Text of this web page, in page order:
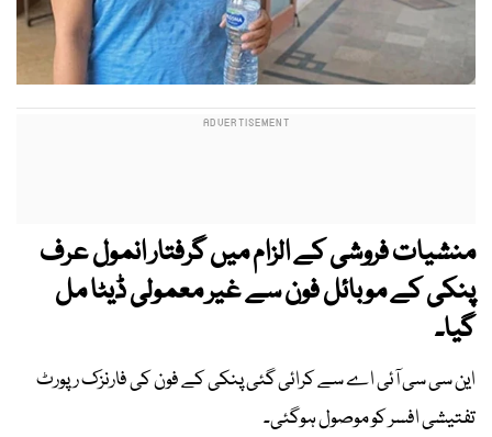
منشیات فروشی کے الزام میں گرفتار انمول عرف
پنکی کے موبائل فون سے غیر معمولی ڈیٹا مل
گیا۔
این سی سی آئی اے سے کرائی گئی پنکی کے فون کی فارنزک رپورٹ
تفتیشی افسر کو موصول ہوگئی۔